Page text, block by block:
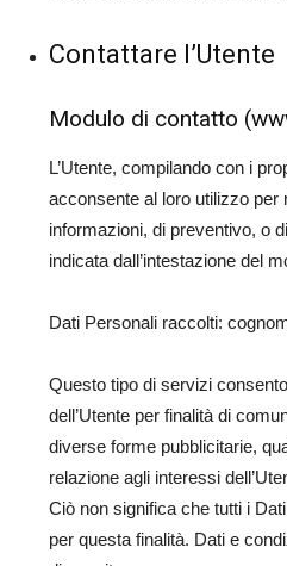
Contattare l’Utente
Modulo di contatto
L’Utente, compilando con i
acconsente al loro utilizzo per
informazioni, di preventivo, o
indicata dall’intestazione del
Dati Personali raccolti:
Questo tipo di servizi
dell’Utente per finalità di
diverse forme pubblicitarie,
relazione agli interessi
Ciò non significa che tutti i
per questa finalità. Dati e